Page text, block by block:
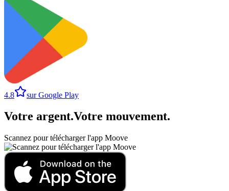
4.8 sur Google Play
Votre argent.Votre mouvement.
Scannez pour télécharger l'app Moove